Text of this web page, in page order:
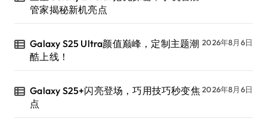
管家揭秘新机亮点
Galaxy S25 Ultra颜值巅峰，定制主题潮
酷上线！
2026年8月6日
Galaxy S25+闪亮登场，巧用技巧秒变焦
点
2026年8月6日